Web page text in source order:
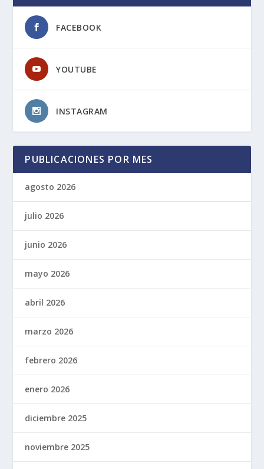
FACEBOOK
YOUTUBE
INSTAGRAM
PUBLICACIONES POR MES
agosto 2026
julio 2026
junio 2026
mayo 2026
abril 2026
marzo 2026
febrero 2026
enero 2026
diciembre 2025
noviembre 2025